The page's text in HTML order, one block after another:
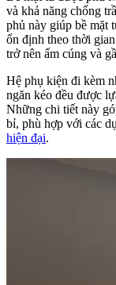
và khả năng chống
phủ này giúp bề mặt
ổn định theo thời
trở nên ấm cúng và
Hệ phụ kiện đi kèm
ngăn kéo đều được
Những chi tiết này
bỉ, phù hợp với các
hiện đại.